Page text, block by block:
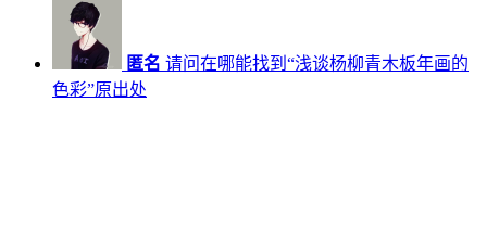
匿名 请问在哪能找到“浅谈杨柳青木板年画的
色彩”原出处